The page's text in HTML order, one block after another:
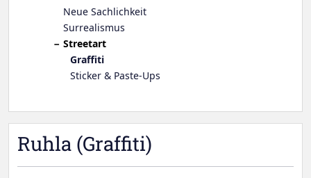
Ruhla (Graffiti)
Neue Sachlichkeit
Surrealismus
Streetart
Graffiti
Sticker & Paste-Ups